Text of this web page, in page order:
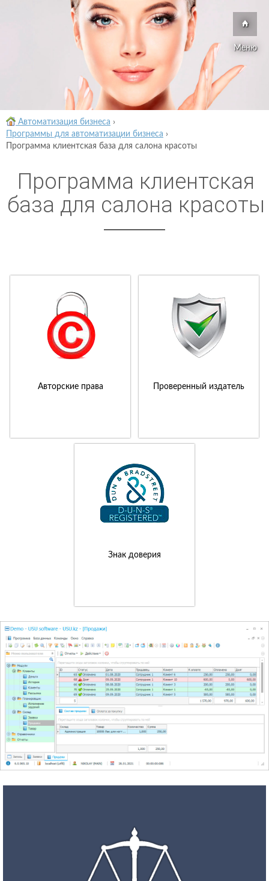
Меню
Автоматизация бизнеса ›
Программы для автоматизации бизнеса ›
Программа клиентская база для салона красоты
Программа клиентская
база для салона красоты
Авторские права Проверенный издатель
Знак доверия